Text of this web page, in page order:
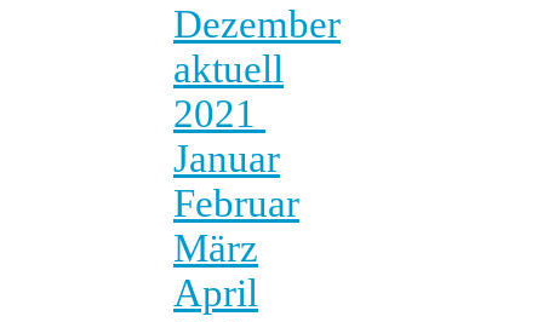
Dezember
aktuell
2021
Januar
Februar
März
April